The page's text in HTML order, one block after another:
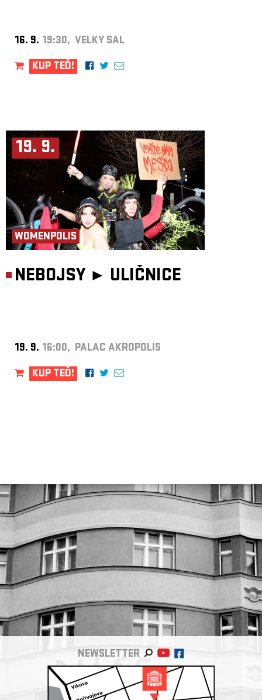
16. 9. 19:30, VELKÝ SÁL
KUP TEĎ!
19. 9.
WOMENPOLIS
NEBOJSY ► ULIČNICE
19. 9. 16:00, PALÁC AKROPOLIS
KUP TEĎ!
NEWSLETTER